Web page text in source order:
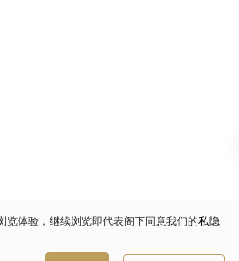
览体验，继续浏览即代表阁下同意我们的私隐